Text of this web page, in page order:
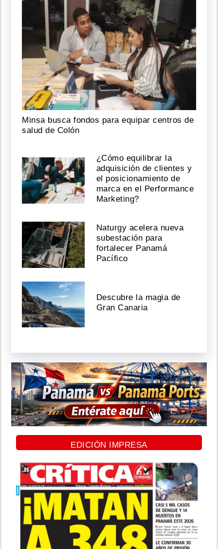
Minsa busca fondos para equipar centros de
salud de Colón
¿Cómo equilibrar la
adquisición de clientes y
el posicionamiento de
marca en el Performance
Marketing?
Naturgy acelera nueva
subestación para
fortalecer Panamá
Pacífico
Descubre la magia de
Gran Canaria
EDICIÓN IMPRESA